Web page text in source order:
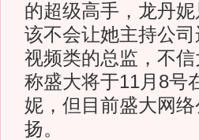
的超级高手，龙丹
该不会让她主持公
视频类的总监，不
称盛大将于11月8号
妮，但目前盛大网
扬。